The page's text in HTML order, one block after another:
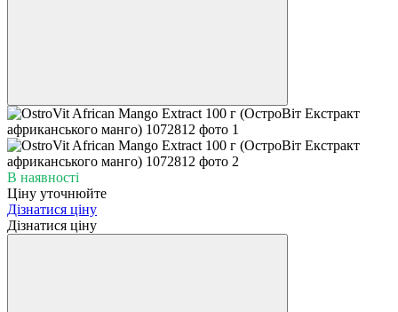
В наявності
Ціну уточнюйте
Дізнатися ціну
Дізнатися ціну